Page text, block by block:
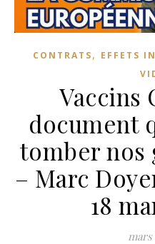
CONTRATS, EFFETS
Vaccins
document
tomber nos
– Marc
18
mars